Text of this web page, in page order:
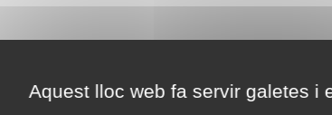
Aquest lloc web fa servir galetes i